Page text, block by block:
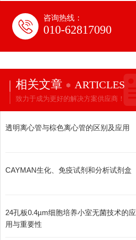
咨询热线：
010-62817090
相关文章 ARTICLES
致力于成为更好的解决方案供应商！
透明离心管与棕色离心管的区别及应用
CAYMAN生化、免疫试剂和分析试剂盒
24孔板0.4µm细胞培养小室无菌技术的应
用与重要性